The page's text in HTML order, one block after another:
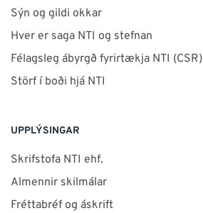
Sýn og gildi okkar
Hver er saga NTI og stefnan
Félagsleg ábyrgð fyrirtækja NTI (CSR)
Störf í boði hjá NTI
UPPLÝSINGAR
Skrifstofa NTI ehf.
Almennir skilmálar
Fréttabréf og áskrift